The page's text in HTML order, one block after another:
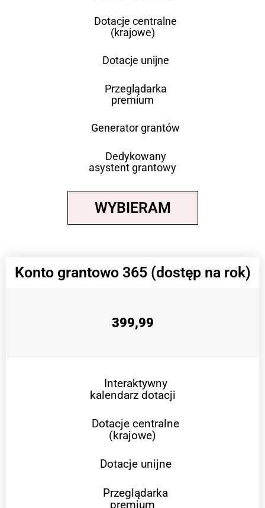
Dotacje centralne
(krajowe)
Dotacje unijne
Przeglądarka
premium
Generator grantów
Dedykowany
asystent grantowy
WYBIERAM
Konto grantowo 365 (dostęp na rok)
399,99
Interaktywny
kalendarz dotacji
Dotacje centralne
(krajowe)
Dotacje unijne
Przeglądarka
premium